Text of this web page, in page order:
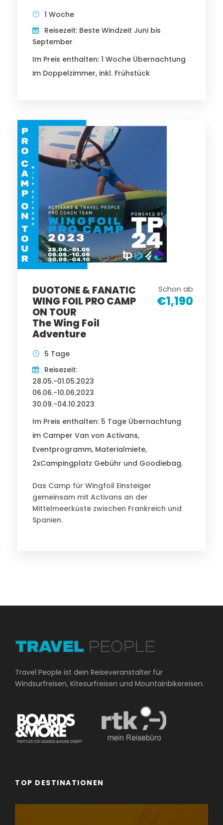
1 Woche
Reisezeit: Beste Windzeit Juni bis
September
Im Preis enthalten: 1 Woche Übernachtung
im Doppelzimmer, inkl. Frühstück
DUOTONE & FANATIC
WING FOIL PRO CAMP
ON TOUR
The Wing Foil
Adventure
Schon ab
€1,190
5 Tage
Reisezeit:
28.05.-01.05.2023
06.06.-10.06.2023
30.09.-04.10.2023
Im Preis enthalten: 5 Tage Übernachtung
im Camper Van von Activans,
Eventprogramm, Materialmiete,
2xCampingplatz Gebühr und Goodiebag.
Das Camp für Wingfoil Einsteiger
gemeinsam mit Activans an der
Mittelmeerküste zwischen Frankreich und
Spanien.
Travel People ist dein Reiseveranstalter für
Windsurfreisen, Kitesurfreisen und Mountainbikereisen.
TOP DESTINATIONEN